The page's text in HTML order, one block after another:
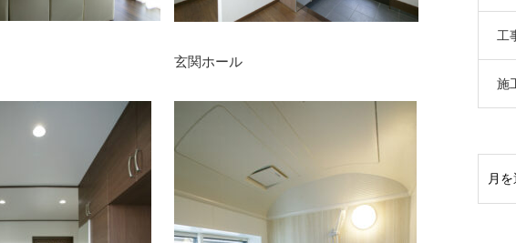
玄関ホール
工
施